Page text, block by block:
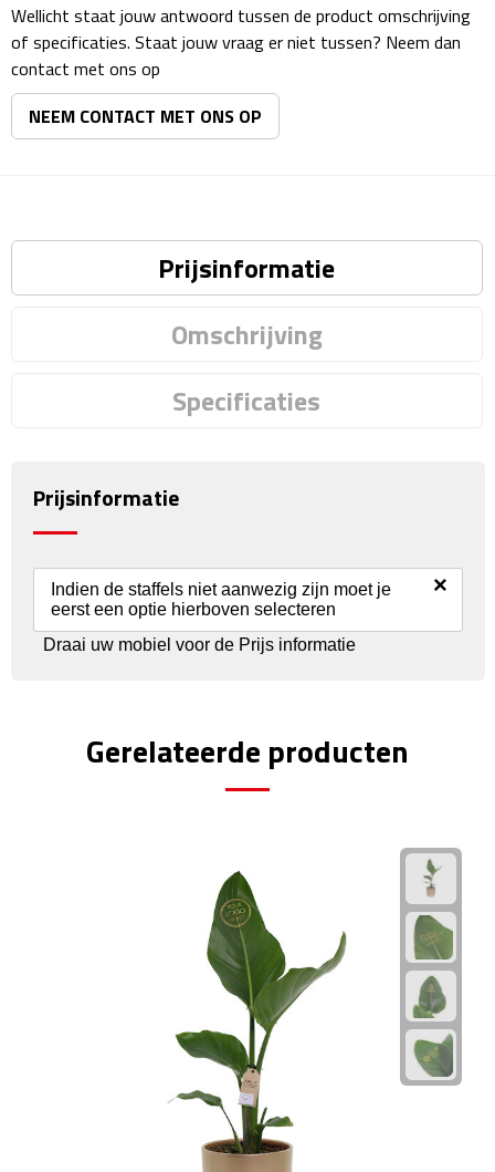
Bagageriemen
Bagagelabels
Reiskussens
Reissetjes
Paspoorthouders
Auto Accessoires
Auto luchtverfrissers
Auto organizers
Auto telefoonhouders
IJskrabbers
Wellicht staat jouw antwoord tussen de product omschrijving
of specificaties. Staat jouw vraag er niet tussen? Neem dan
contact met ons op
NEEM CONTACT MET ONS OP
Prijsinformatie
Omschrijving
Specificaties
Prijsinformatie
Indien de staffels niet aanwezig zijn moet je
eerst een optie hierboven selecteren
×
Draai uw mobiel voor de Prijs informatie
Gerelateerde producten